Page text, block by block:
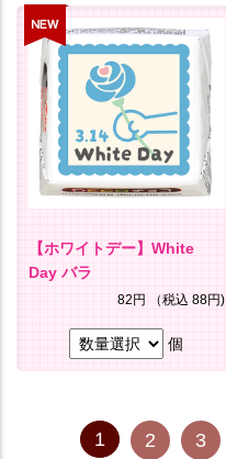
【ホワイトデー】White
Day バラ
82円 （税込 88円)
個
1 2 3